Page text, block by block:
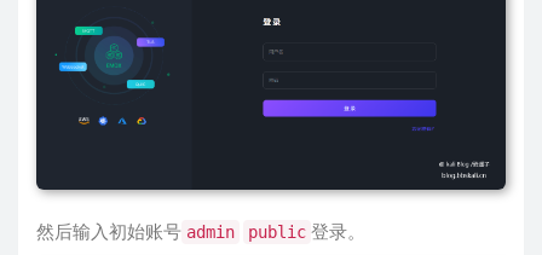
然后输入初始账号 admin public 登录。